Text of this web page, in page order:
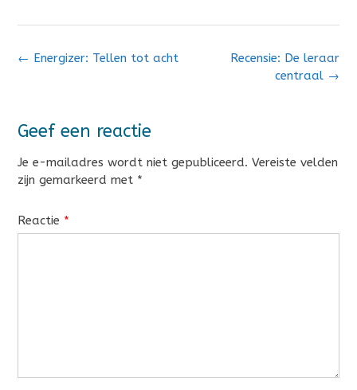
Bericht
Recensie: De leraar
centraal →
← Energizer: Tellen tot acht
Geef een reactie
Je e-mailadres wordt niet gepubliceerd. Vereiste velden
zijn gemarkeerd met *
Reactie *